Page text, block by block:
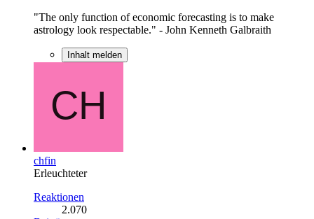
"The only function of economic forecasting is to make
astrology look respectable." - John Kenneth Galbraith
Inhalt melden
chfin
Erleuchteter
Reaktionen
2.070